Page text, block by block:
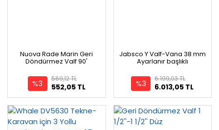
Nuova Rade Marin Geri
Döndürmez Valf 90'
%3 552,05 TL
569,12 TL
Jabsco Y Valf-Vana 38 mm
Ayarlanır başlıklı
%3 6.013,05 TL
6.199,03 TL